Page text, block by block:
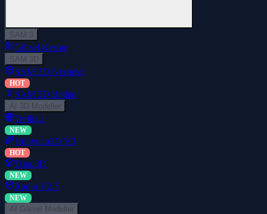
SAM 3
Görsel Kesme
SAM 3D
SAM 3D Nesneler
HOT
SAM 3D Beden
AI 3D Modeller
Trellis 2
NEW
Hunyuan3D V3
HOT
Tripo3D
NEW
Rodin V2.5
NEW
AI Görsel Modeller